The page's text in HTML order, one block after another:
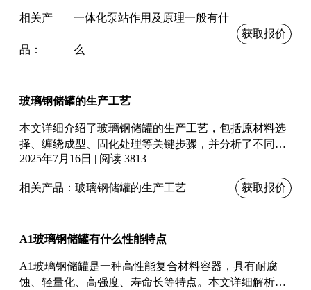
联动和智能调度。本文将从作用分类、工作原理、技术
优势及典型应用场景四方面展开分析，并结合实际案例
说明其技术参数与选型要点。
相关产
品：
一体化泵站作用及原理一般有什
么
获取报价
玻璃钢储罐的生产工艺
本文详细介绍了玻璃钢储罐的生产工艺，包括原材料选
择、缠绕成型、固化处理等关键步骤，并分析了不同工
艺的优缺点。内容涵盖手糊法、缠绕法、喷射法等主流
技术，同时提供具体参数（如固化温度80-120℃）和行
业标准参考，为从业者提供实用指导。
2025年7月16日 | 阅读 3813
相关产品： 玻璃钢储罐的生产工艺 获取报价
A1玻璃钢储罐有什么性能特点
A1玻璃钢储罐是一种高性能复合材料容器，具有耐腐
蚀、轻量化、高强度、寿命长等特点。本文详细解析其